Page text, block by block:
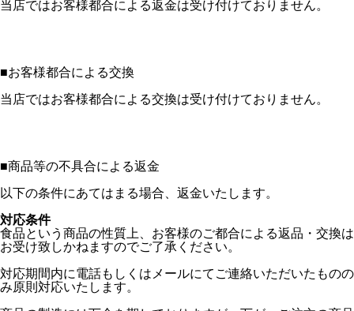
当店ではお客様都合による返金は受け付けておりません。
■お客様都合による交換
当店ではお客様都合による交換は受け付けておりません。
■商品等の不具合による返金
以下の条件にあてはまる場合、返金いたします。
対応条件
食品という商品の性質上、お客様のご都合による返品・交換は
お受け致しかねますのでご了承ください。
対応期間内に電話もしくはメールにてご連絡いただいたものの
み原則対応いたします。